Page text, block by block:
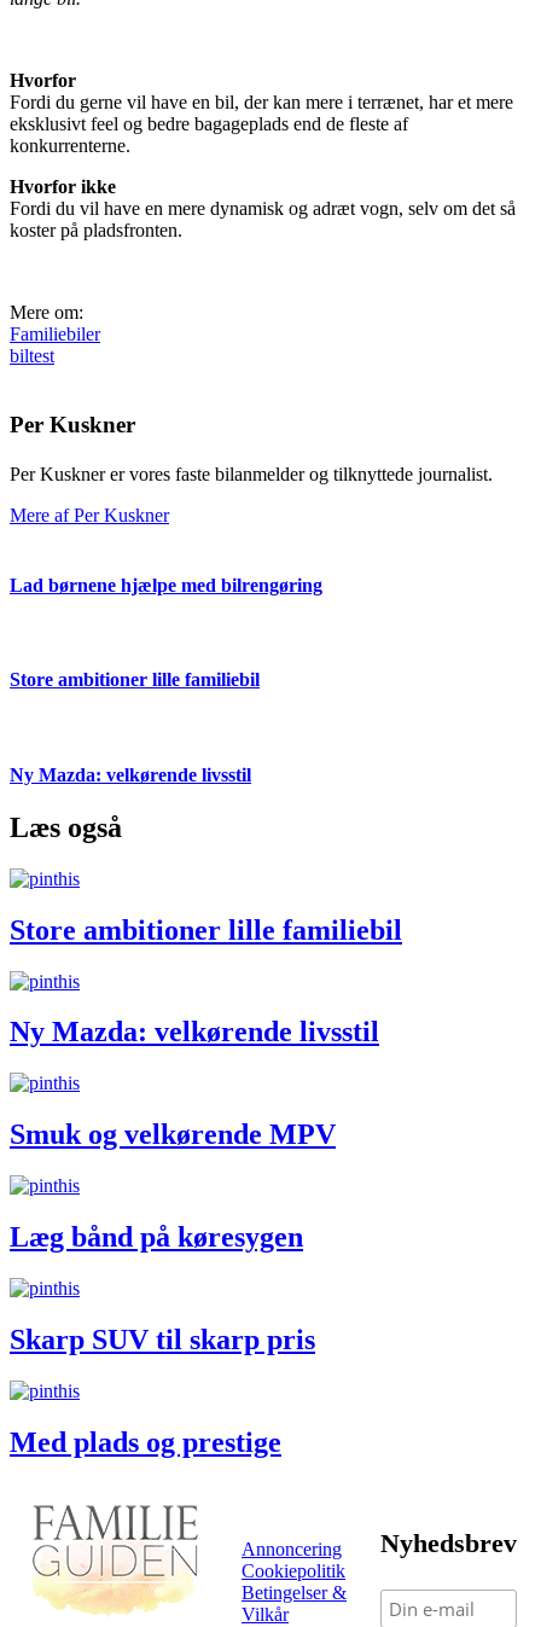
Hvorfor
Fordi du gerne vil have en bil, der kan mere i terrænet, har et mere
eksklusivt feel og bedre bagageplads end de fleste af
konkurrenterne.
Hvorfor ikke
Fordi du vil have en mere dynamisk og adræt vogn, selv om det så
koster på pladsfronten.
Mere om:
Familiebiler
biltest
Per Kuskner
Per Kuskner er vores faste bilanmelder og tilknyttede journalist.
Mere af Per Kuskner
Lad børnene hjælpe med bilrengøring
Store ambitioner lille familiebil
Ny Mazda: velkørende livsstil
Læs også
Store ambitioner lille familiebil
Ny Mazda: velkørende livsstil
Smuk og velkørende MPV
Læg bånd på køresygen
Skarp SUV til skarp pris
Med plads og prestige
Annoncering
Cookiepolitik
Betingelser &
Vilkår
Nyhedsbrev